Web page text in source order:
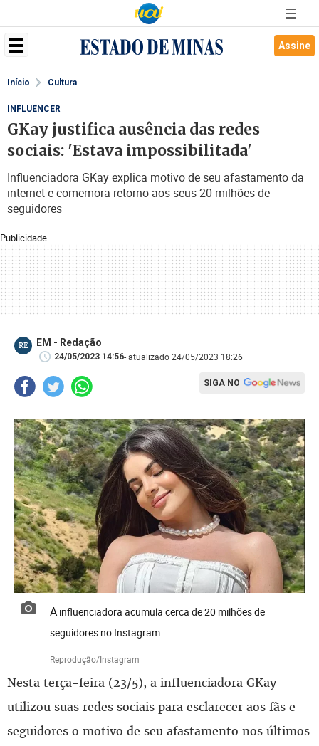
Assine
Início Cultura
Publicidade
INFLUENCER
GKay justifica ausência das redes
sociais: 'Estava impossibilitada'
Influenciadora GKay explica motivo de seu afastamento da
internet e comemora retorno aos seus 20 milhões de
seguidores
RE EM - Redação
24/05/2023 14:56- atualizado 24/05/2023 18:26
SIGA NO
A influenciadora acumula cerca de 20 milhões de
seguidores no Instagram.
Reprodução/Instagram
Nesta terça-feira (23/5), a influenciadora GKay
utilizou suas redes sociais para esclarecer aos fãs e
seguidores o motivo de seu afastamento nos últimos